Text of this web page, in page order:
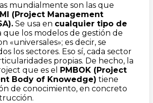
mundialmente son las que
(Project Management
Se usa en cualquier tipo de
que los modelos de gestión de
«universales»; es decir, se
los sectores. Eso sí, cada sector
propias. De hecho, la
que es el PMBOK (Project
Body of Knowedge) tiene
de conocimiento, en concreto